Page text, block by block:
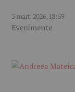
3 mart. 2026, 18:59
Evenimente